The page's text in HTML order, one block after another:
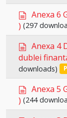
m
e
n
Select
an
item
d
o
c
u
m
e
n
Anexa 6
) (297
Select
an
d
o
c
u
m
e
n
Anexa 4
dublei
downloads)
Select
an
d
o
c
Anexa 5
) (244